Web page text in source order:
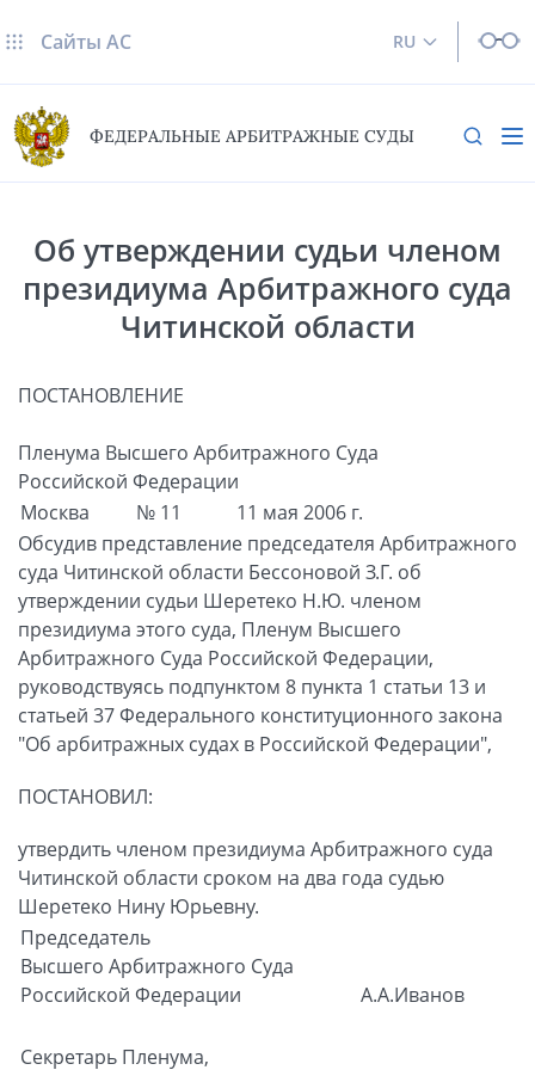
RU
Сайты AC
ФЕДЕРАЛЬНЫЕ АРБИТРАЖНЫЕ СУДЫ
Об утверждении судьи членом
президиума Арбитражного суда
Читинской области
ПОСТАНОВЛЕНИЕ
Пленума Высшего Арбитражного Суда
Российской Федерации
Москва
№ 11
11 мая 2006 г.
Обсудив представление председателя Арбитражного
суда Читинской области Бессоновой З.Г. об
утверждении судьи Шеретеко Н.Ю. членом
президиума этого суда, Пленум Высшего
Арбитражного Суда Российской Федерации,
руководствуясь подпунктом 8 пункта 1 статьи 13 и
статьей 37 Федерального конституционного закона
"Об арбитражных судах в Российской Федерации",
ПОСТАНОВИЛ:
утвердить членом президиума Арбитражного суда
Читинской области сроком на два года судью
Шеретеко Нину Юрьевну.
Председатель
Высшего Арбитражного Суда
Российской Федерации
А.А.Иванов
Секретарь Пленума,